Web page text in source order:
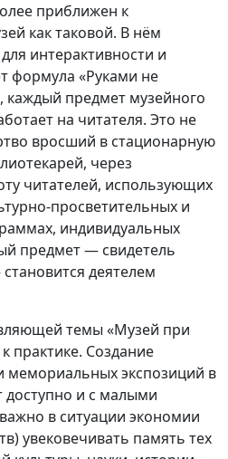
приближен к
как таковой. В нём
интерактивности и
формула «Руками не
каждый предмет музейного
на читателя. Это не
вросший в стационарную
через
читателей, использующих
просветительных и
индивидуальных
предмет — свидетель
деятелем
темы «Музей при
практике. Создание
мемориальных экспозиций в
доступно и с малыми
в ситуации экономии
увековечивать память тех